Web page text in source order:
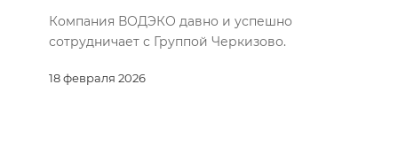
18 февраля 2026
Компания ВОДЭКО давно и успешно
сотрудничает с Группой Черкизово.